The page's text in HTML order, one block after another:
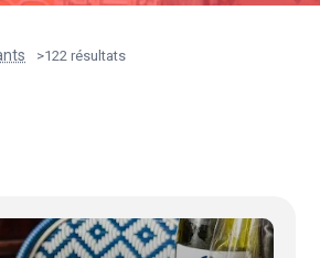
>122 résultats